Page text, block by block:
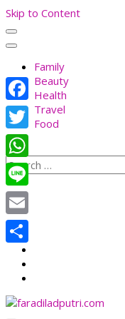
Skip to Content
Family
Beauty
Health
Travel
Food
Search
for:
Facebook
Twitter
WhatsApp
Line
Email
Share